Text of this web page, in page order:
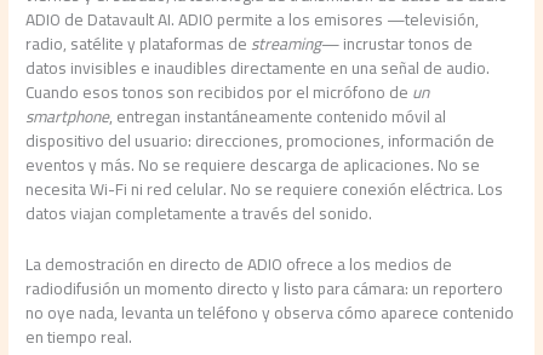
ADIO de Datavault AI. ADIO permite a los emisores —televisión,
radio, satélite y plataformas destreaming— incrustar tonos de
datos invisibles e inaudibles directamente en una señal de audio.
Cuando esos tonos son recibidos por el micrófono deun
smartphone, entregan instantáneamente contenido móvil al
dispositivo del usuario: direcciones, promociones, información de
eventos y más. No se requiere descarga de aplicaciones. No se
necesita Wi-Fi ni red celular. No se requiere conexión eléctrica. Los
datos viajan completamente a través del sonido.
La demostración en directo de ADIO ofrece a los medios de
radiodifusión un momento directo y listo para cámara: un reportero
no oye nada, levanta un teléfono y observa cómo aparece contenido
en tiempo real.